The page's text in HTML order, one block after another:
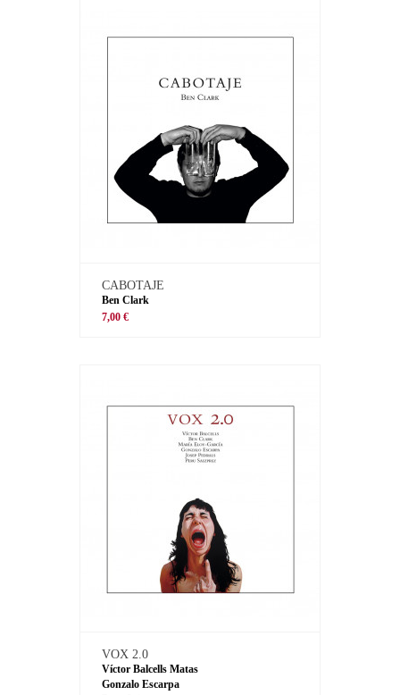
CABOTAJE
Ben Clark
7,00 €
VOX 2.0
Víctor Balcells Matas
Gonzalo Escarpa